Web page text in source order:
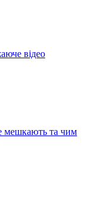
відео
мешкають та чим